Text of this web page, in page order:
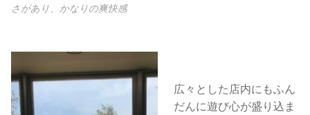
さがあり、かなりの爽快感
広々とした店内にもふん
だんに遊び心が盛り込ま